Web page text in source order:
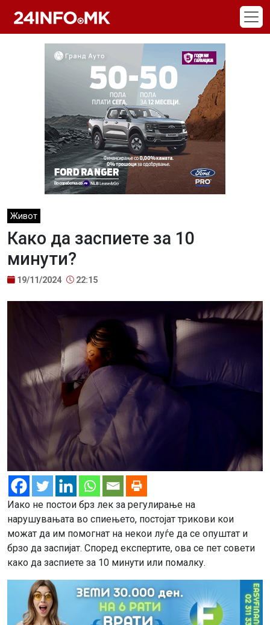
Живот
Како да заспиете за 10
минути?
19/11/2024 22:15
Иако не постои брз лек за регулирање на
нарушувањата во спиењето, постојат трикови кои
можат да им помогнат на некои луѓе да се опуштат и
брзо да заспијат. Според експертите, ова се пет совети
како да заспиете за 10 минути или помалку.